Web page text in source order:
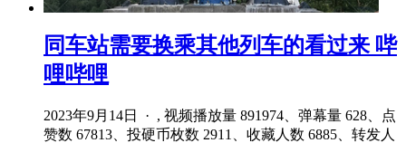
同车站需要换乘其他列车的看过来 哔
哩哔哩
2023年9月14日 · , 视频播放量 891974、弹幕量 628、点
赞数 67813、投硬币枚数 2911、收藏人数 6885、转发人